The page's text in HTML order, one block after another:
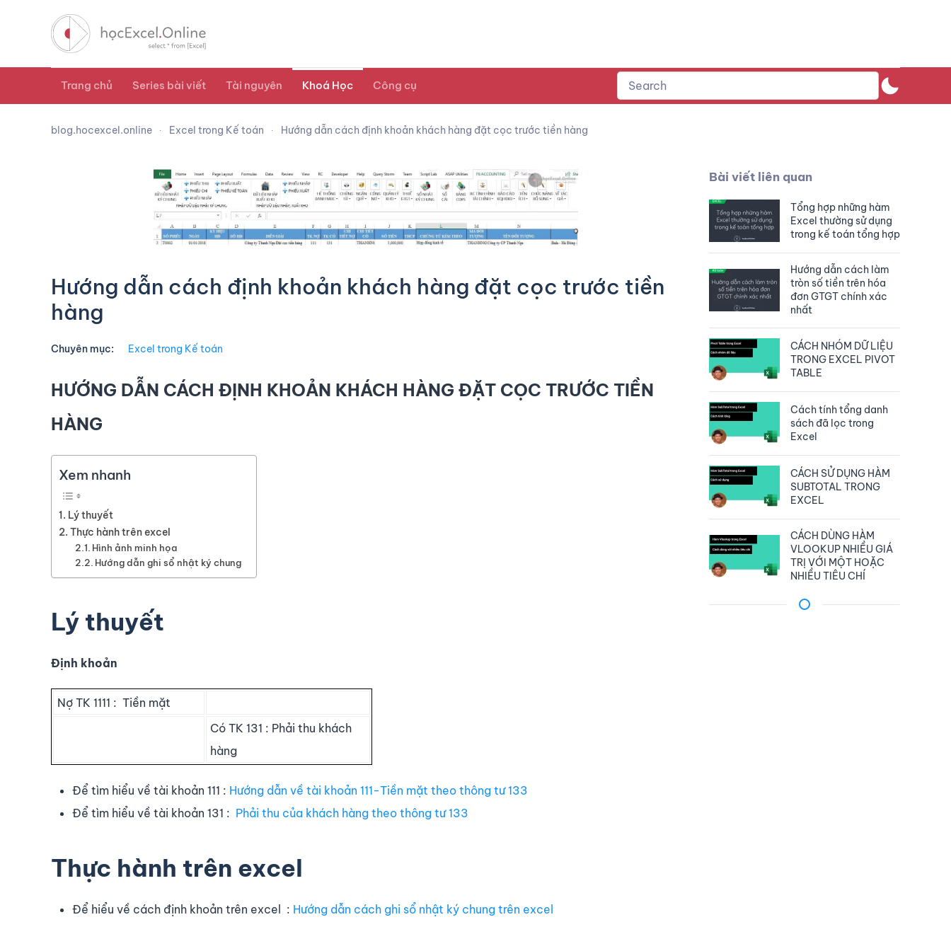
Trang chủ Series bài viết Tài nguyên Khoá Học Công cụ
blog.hocexcel.online Excel trong Kế toán Hướng dẫn cách định khoản khách hàng đặt cọc trước tiền hàng
Hướng dẫn cách định khoản khách hàng đặt cọc trước tiền
hàng
Chuyên mục: Excel trong Kế toán
HƯỚNG DẪN CÁCH ĐỊNH KHOẢN KHÁCH HÀNG ĐẶT CỌC TRƯỚC TIỀN
HÀNG
Xem nhanh
Lý thuyết
Thực hành trên excel
Hình ảnh minh họa
Hướng dẫn ghi sổ nhật ký chung
Lý thuyết
Định khoản
Nợ TK 1111 : Tiền mặt
Có TK 131 : Phải thu khách
hàng
Để tìm hiểu về tài khoản 111 : Hướng dẫn về tài khoản 111-Tiền mặt theo thông tư 133
Để tìm hiểu về tài khoản 131 : Phải thu của khách hàng theo thông tư 133
Thực hành trên excel
Để hiểu về cách định khoản trên excel : Hướng dẫn cách ghi sổ nhật ký chung trên excel
Bài viết liên quan
Tổng hợp những hàm
Excel thường sử dụng
trong kế toán tổng hợp
Hướng dẫn cách làm
tròn số tiền trên hóa
đơn GTGT chính xác
nhất
CÁCH NHÓM DỮ LIỆU
TRONG EXCEL PIVOT
TABLE
Cách tính tổng danh
sách đã lọc trong
Excel
CÁCH SỬ DỤNG HÀM
SUBTOTAL TRONG
EXCEL
CÁCH DÙNG HÀM
VLOOKUP NHIỀU GIÁ
TRỊ VỚI MỘT HOẶC
NHIỀU TIÊU CHÍ